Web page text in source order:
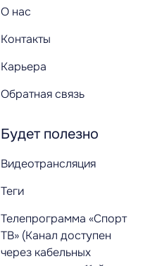
О нас
Контакты
Карьера
Обратная связь
Будет полезно
Видеотрансляция
Теги
Телепрограмма «Спорт
ТВ» (Канал доступен
через кабельных